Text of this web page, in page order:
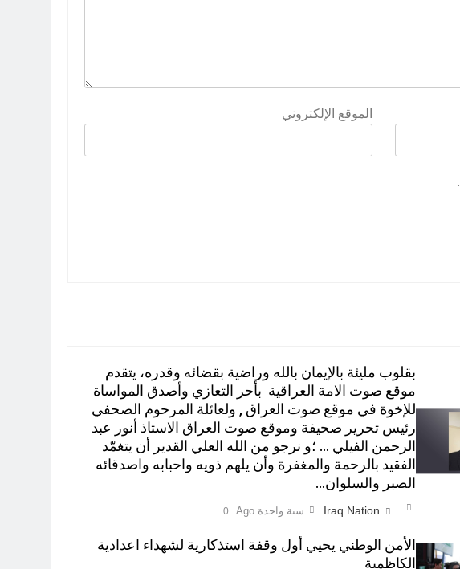
الموقع الإلكتروني
بقلوب مليئة بالإيمان بالله وراضية بقضائه وقدره، يتقدم
موقع صوت الامة العراقية بأحر التعازي وأصدق المواساة
للإخوة في موقع صوت العراق , ولعائلة المرحوم الصحفي
رئيس تحرير صحيفة وموقع صوت العراق الاستاذ أنور عبد
الرحمن الفيلي … ؛و نرجو من الله العلي القدير أن يتغمّد
الفقيد بالرحمة والمغفرة وأن يلهم ذويه واحبابه واصدقائه
الصبر والسلوان…
Iraq Nation سنة واحدة Ago 0
الأمن الوطني يحيي أول وقفة استذكارية لشهداء اعدادية
الكاظمية